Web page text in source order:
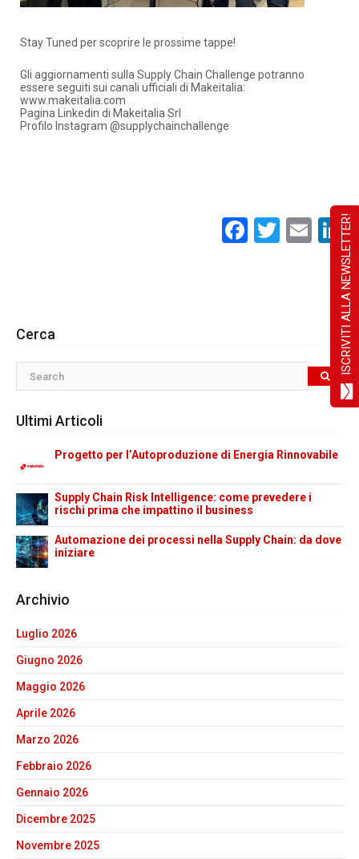
Stay Tuned per scoprire le prossime tappe!
Gli aggiornamenti sulla Supply Chain Challenge potranno
essere seguiti sui canali ufficiali di Makeitalia:
www.makeitalia.com
Pagina Linkedin di Makeitalia Srl
Profilo Instagram @supplychainchallenge
Facebook
Cerca
Ultimi Articoli
Progetto per l’Autoproduzione di Energia Rinnovabile
Supply Chain Risk Intelligence: come prevedere i
rischi prima che impattino il business
Automazione dei processi nella Supply Chain: da dove
iniziare
Archivio
Luglio 2026
Giugno 2026
Maggio 2026
Aprile 2026
Marzo 2026
Febbraio 2026
Gennaio 2026
Dicembre 2025
Novembre 2025
ISCRIVITI ALLA NEWSLETTER!